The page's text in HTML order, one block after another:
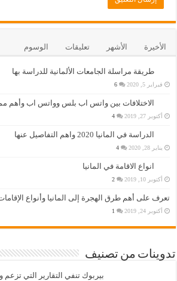
الأخيرة الأشهر تعليقات الوسوم
طريقة مراسلة الجامعات الألمانية للدراسة بها
فبراير 5, 2020 6
الاختلافات بين واتس اب بلس وواتس اب وأهم
أكتوبر 27, 2019 4
الدراسة في المانيا 2020 واهم التفاصيل عنها
يناير 28, 2020 4
انواع الاقامة في المانيا
أكتوبر 10, 2019 2
تعرف على أهم طرق الهجرة إلى المانيا وأنواع
أكتوبر 24, 2019 1
تدوينات من تصنيف
بيربوك تنفي التقارير التي تزعم